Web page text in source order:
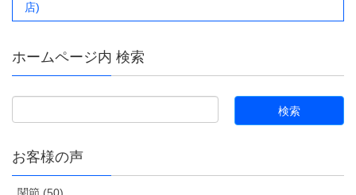
店)
ホームページ内 検索
お客様の声